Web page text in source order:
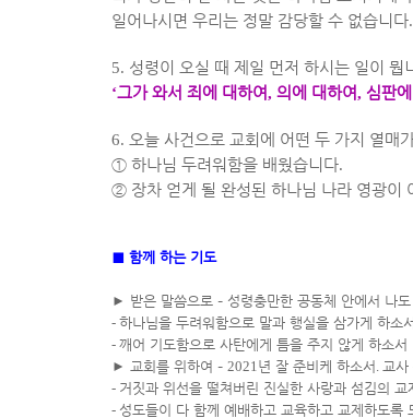
일어나시면 우리는 정말 감당할 수 없습니다.
5. 성령이 오실 때 제일 먼저 하시는 일이 뭡
‘그가 와서 죄에 대하여, 의에 대하여, 심판
6. 오늘 사건으로 교회에 어떤 두 가지 열매
① 하나님 두려워함을 배웠습니다.
② 장차 얻게 될 완성된 하나님 나라 영광이
■ 함께 하는 기도
► 받은 말씀으로 – 성령충만한 공동체 안에서 나
- 하나님을 두려워함으로 말과 행실을 삼가게 하소서
- 깨어 기도함으로 사탄에게 틈을 주지 않게 하소서
► 교회를 위하여 – 2021년 잘 준비케 하소서 . 교사
- 거짓과 위선을 떨쳐버린 진실한 사랑과 섬김의 교
- 성도들이 다 함께 예배하고 교육하고 교제하도록